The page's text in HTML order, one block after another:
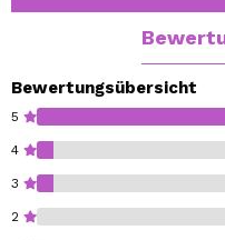
Zeit und jeden Tag
Lidschatten-Palette von
Cruelty free.
Vegan.
Paraben-free.
Bewertungsübersicht
5
4
3
2